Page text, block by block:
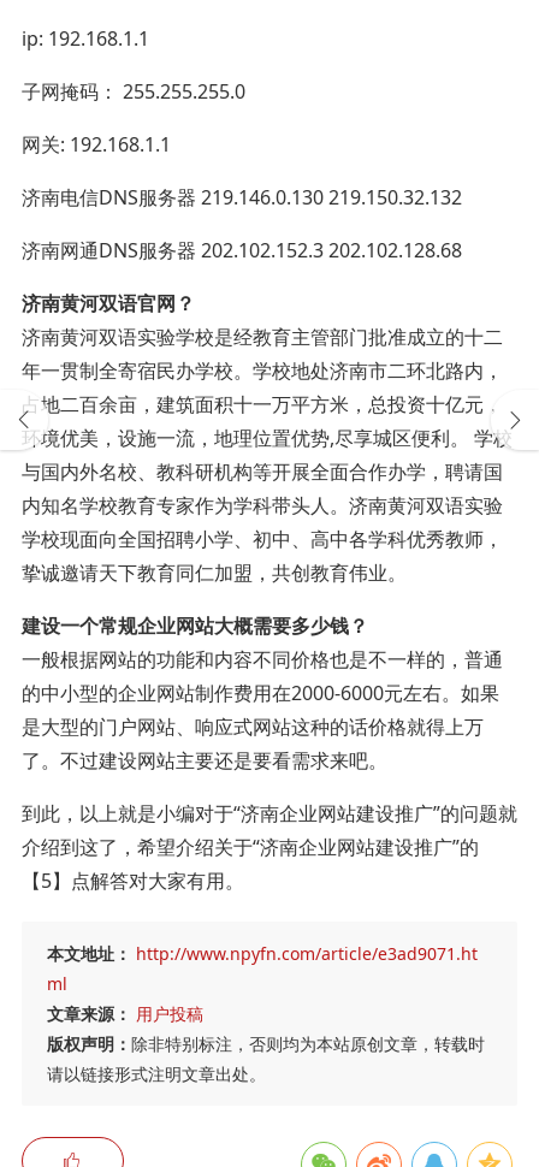
ip: 192.168.1.1
子网掩码： 255.255.255.0
网关: 192.168.1.1
济南电信DNS服务器 219.146.0.130 219.150.32.132
济南网通DNS服务器 202.102.152.3 202.102.128.68
济南黄河双语官网？
济南黄河双语实验学校是经教育主管部门批准成立的十二
年一贯制全寄宿民办学校。学校地处济南市二环北路内，
占地二百余亩，建筑面积十一万平方米，总投资十亿元，
环境优美，设施一流，地理位置优势,尽享城区便利。 学校
与国内外名校、教科研机构等开展全面合作办学，聘请国
内知名学校教育专家作为学科带头人。济南黄河双语实验
学校现面向全国招聘小学、初中、高中各学科优秀教师，
挚诚邀请天下教育同仁加盟，共创教育伟业。
建设一个常规企业网站大概需要多少钱？
一般根据网站的功能和内容不同价格也是不一样的，普通
的中小型的企业网站制作费用在2000-6000元左右。如果
是大型的门户网站、响应式网站这种的话价格就得上万
了。不过建设网站主要还是要看需求来吧。
到此，以上就是小编对于“济南企业网站建设推广”的问题就
介绍到这了，希望介绍关于“济南企业网站建设推广”的
【5】点解答对大家有用。
本文地址： http://www.npyfn.com/article/e3ad9071.ht
ml
文章来源： 用户投稿
版权声明： 除非特别标注，否则均为本站原创文章，转载时
请以链接形式注明文章出处。